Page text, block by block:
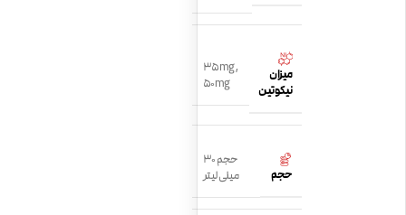
میزان
نیکوتین
35mg,
50mg
حجم
حجم 30
میلی لیتر